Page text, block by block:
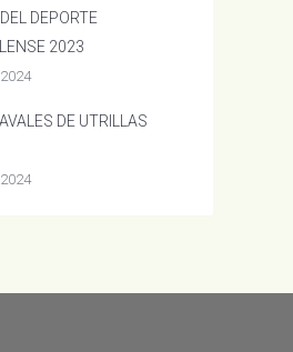
DEPORTE
2023
DE UTRILLAS